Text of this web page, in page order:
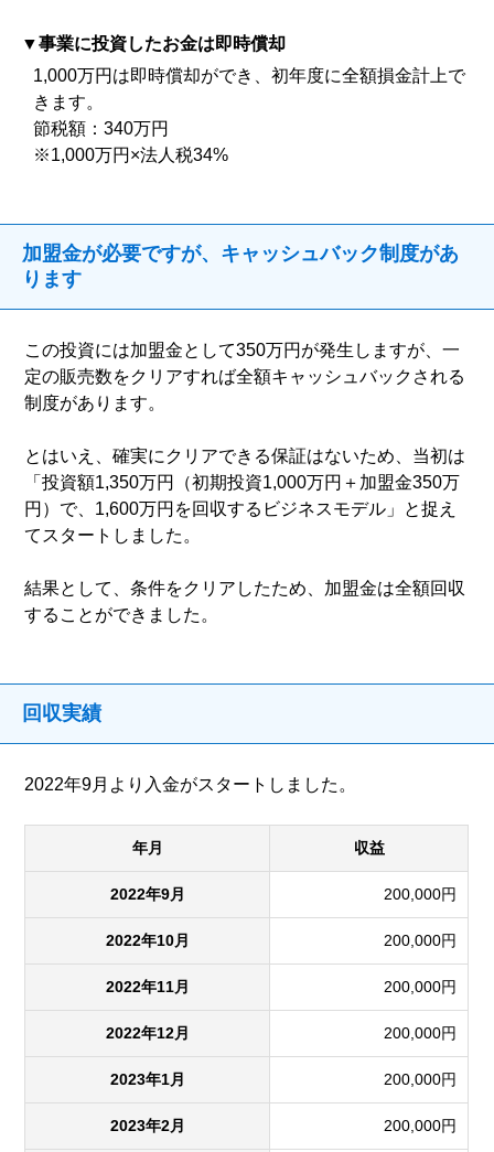
事業に投資したお金は即時償却
1,000万円は即時償却ができ、初年度に全額損金計上で
きます。
節税額：340万円
※1,000万円×法人税34%
加盟金が必要ですが、キャッシュバック制度があ
ります
この投資には加盟金として350万円が発生しますが、一
定の販売数をクリアすれば全額キャッシュバックされる
制度があります。
とはいえ、確実にクリアできる保証はないため、当初は
「投資額1,350万円（初期投資1,000万円＋加盟金350万
円）で、1,600万円を回収するビジネスモデル」と捉え
てスタートしました。
結果として、条件をクリアしたため、加盟金は全額回収
することができました。
回収実績
2022年9月より入金がスタートしました。
年月 収益
2022年9月 200,000円
2022年10月 200,000円
2022年11月 200,000円
2022年12月 200,000円
2023年1月 200,000円
2023年2月 200,000円